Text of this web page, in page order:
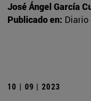
José Ángel García
Publicado en: Diario
10 | 09 | 2023